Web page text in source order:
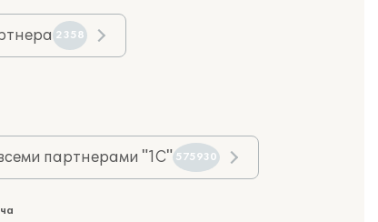
2358
партнерами "1С" 575930